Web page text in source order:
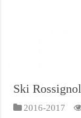
Ski Rossignol
2016-2017